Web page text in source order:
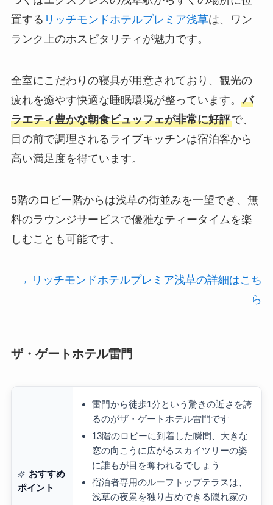
置する リッチモンドホテルプレミア浅草は、ワン
ランク上のホスピタリティが魅力です。
全室にこだわりの寝具が用意されており、観光の
疲れを癒やす快適な睡眠環境が整っています。 バ
ラエティ豊かな朝食ビュッフェが非常に好評で、
目の前で調理されるライブキッチンは宿泊客から
高い満足度を得ています。
5階のロビー階からは浅草の街並みを一望でき、無
料のラウンジサービスで優雅なティータイムを楽
しむことも可能です。
→ リッチモンドホテルプレミア浅草の詳細はこち
ら
ザ・ゲートホテル雷門
おすすめ
ポイント
雷門から徒歩1分という驚きの近さを誇
るのがザ・ゲートホテル雷門です
13階のロビーに到着した瞬間、大きな
窓の向こうに広がるスカイツリーの姿
に誰もが目を奪われるでしょう
宿泊者専用のルーフトップテラスは、
浅草の夜景を独り占めできる隠れ家の